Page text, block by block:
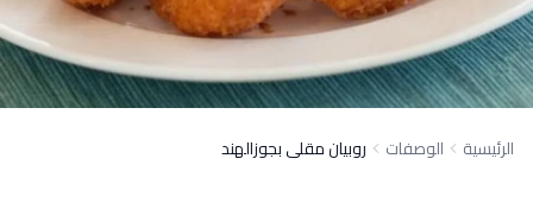
الرئيسية الوصفات روبيان مقلى بجوزالهند